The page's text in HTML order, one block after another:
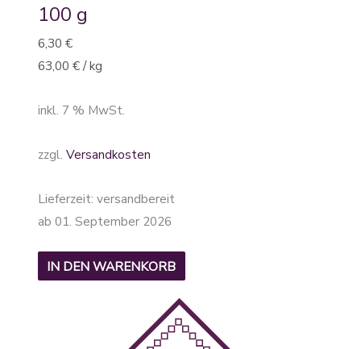
100 g
6,30 €
63,00 €/kg
inkl. 7 % MwSt.
zzgl. Versandkosten
Lieferzeit: versandbereit
ab 01. September 2026
IN DEN WARENKORB